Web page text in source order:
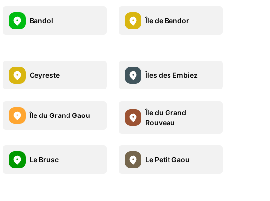
Bandol Île de Bendor
Ceyreste Îles des Embiez
Île du Grand Gaou
Île du Grand
Rouveau
Le Brusc Le Petit Gaou